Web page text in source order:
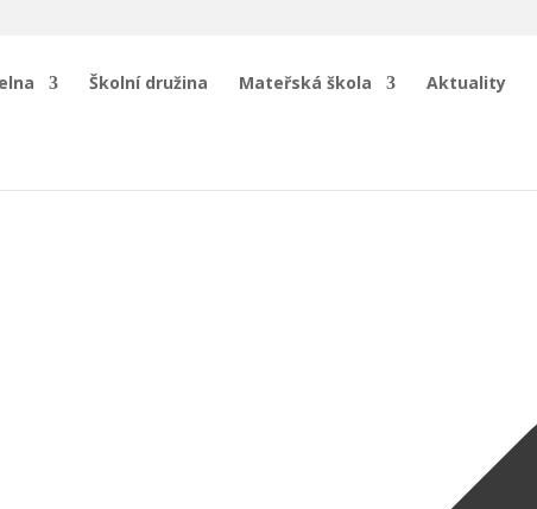
Školní družina Mateřská škola Aktuality